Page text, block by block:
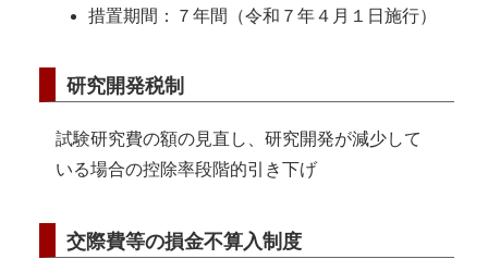
措置期間：７年間（令和７年４月１日施行）
研究開発税制
試験研究費の額の見直し、研究開発が減少して
いる場合の控除率段階的引き下げ
交際費等の損金不算入制度